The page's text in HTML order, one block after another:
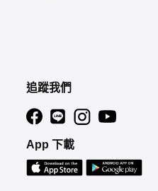
追蹤我們
App 下載